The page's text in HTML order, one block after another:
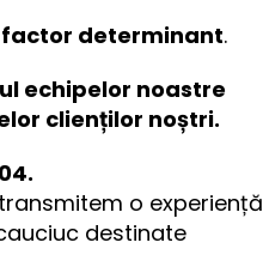
determinant.
echipelor noastre
clienților noștri.
o experiență
destinate